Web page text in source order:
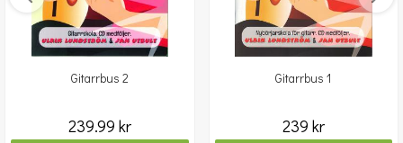
Gitarrbus 2
239.99 kr
Gitarrbus 1
239 kr